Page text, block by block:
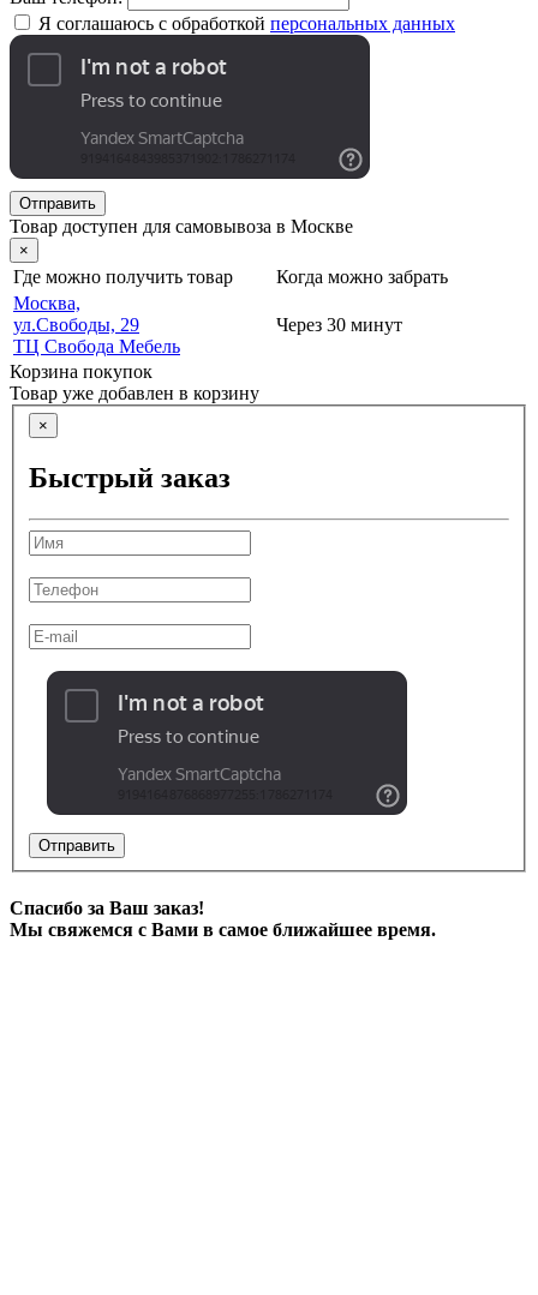
Я соглашаюсь с обработкой персональных данных
Отправить
Товар доступен для самовывоза в Москве
×
Где можно получить товар
Когда можно забрать
Москва,
ул.Свободы, 29
ТЦ Свобода Мебель
Через 30 минут
Корзина покупок
Товар уже добавлен в корзину
×
Быстрый заказ
Отправить
Спасибо за Ваш заказ!
Мы свяжемся с Вами в самое ближайшее время.